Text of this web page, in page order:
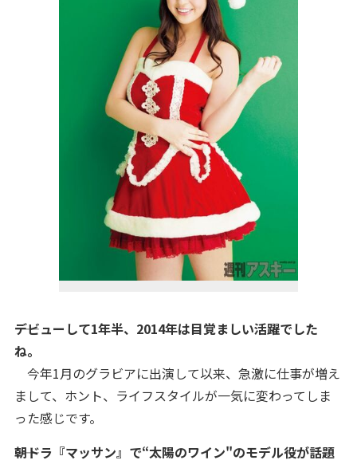
――デビューして1年半、2014年は目覚ましい活躍でした
ね。
今年1月のグラビアに出演して以来、急激に仕事が増え
まして、ホント、ライフスタイルが一気に変わってしま
った感じです。
――朝ドラ『マッサン』で“太陽のワイン"のモデル役が話題